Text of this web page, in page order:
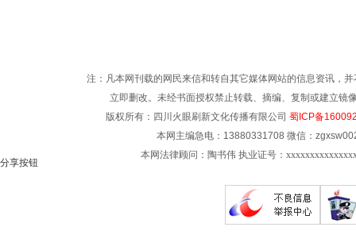
注：凡本网刊载的网民来信和转自其它媒体网站的信息资讯，
立即删改。未经书面授权禁止转载、摘编、复制或建立
版权所有：四川火眼刷新文化传播有限公司 蜀ICP备
本网主编急电：13880331708 微信：
本网法律顾问：陶书伟 执业证号：
分享按钮